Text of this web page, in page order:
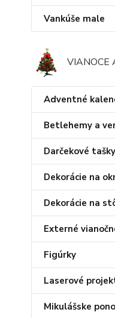
Vankúše male
VIANOCE
Adventné
Betlehemy a
Darčekové tašky
Dekorácie na
Dekorácie na
Externé
Figúrky
Laserové
Mikulášske